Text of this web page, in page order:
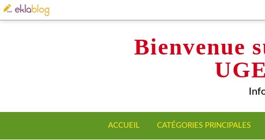
Bienvenue
ACCUEIL CATÉGORIES PRINCIPALES